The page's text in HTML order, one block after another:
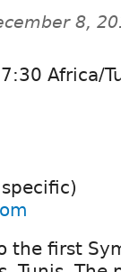
8,
Africa/
the first